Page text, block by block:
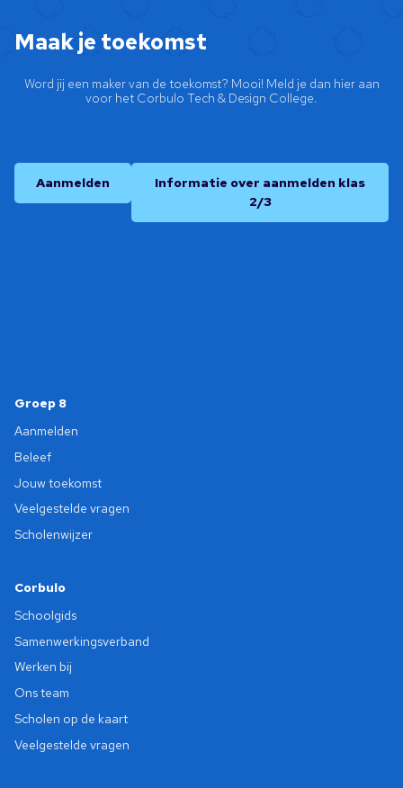
Maak je toekomst
Word jij een maker van de toekomst? Mooi! Meld je dan hier aan
voor het Corbulo Tech & Design College.
Aanmelden
Informatie over aanmelden klas
2/3
Groep 8
Aanmelden
Beleef
Jouw toekomst
Veelgestelde vragen
Scholenwijzer
Corbulo
Schoolgids
Samenwerkingsverband
Werken bij
Ons team
Scholen op de kaart
Veelgestelde vragen